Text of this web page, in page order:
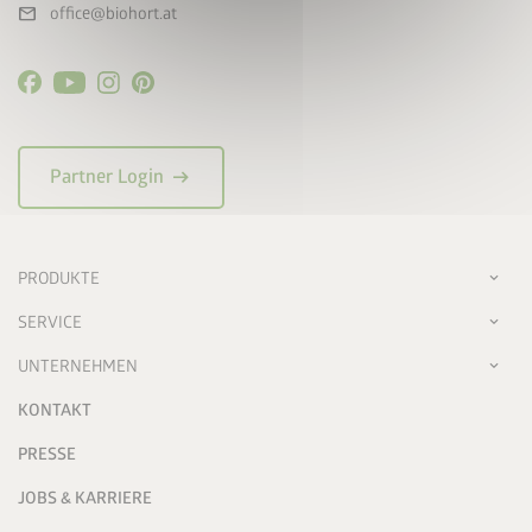
mail office@biohort.at
Partner Login arrow_right_alt
PRODUKTE
SERVICE
UNTERNEHMEN
KONTAKT
PRESSE
JOBS & KARRIERE